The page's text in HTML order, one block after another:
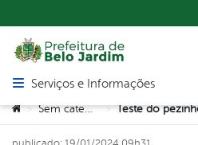
Abrir menu principal de
Serviços e Informações
Você está aqui:
> Sem categoria >